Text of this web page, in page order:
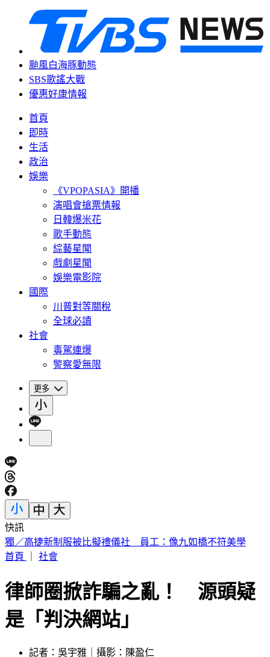
颱風白海豚動態
SBS歌謠大戰
優惠好康情報
首頁
即時
生活
政治
娛樂
《VPOPASIA》開播
演唱會搶票情報
日韓爆米花
歌手動態
綜藝星聞
戲劇星聞
娛樂電影院
國際
川普對等關稅
全球必讀
社會
毒駕連爆
警察愛無限
更多
快訊
喉嚨痛如刀割！一票人狂咳3週「新冠、流感全陰」 醫曝：
這次病毒很毒
律師圈掀詐騙之亂！ 源頭疑
是「判決網站」